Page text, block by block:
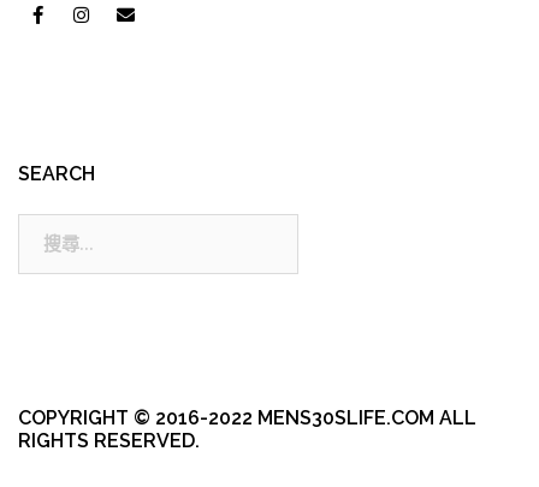
SEARCH
COPYRIGHT © 2016-2022 MENS30SLIFE.COM ALL
RIGHTS RESERVED.